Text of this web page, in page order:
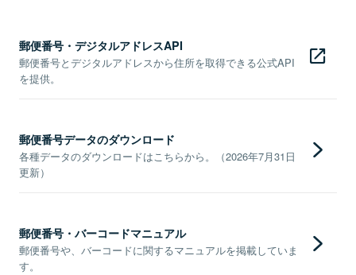
郵便番号・デジタルアドレスAPI
郵便番号とデジタルアドレスから住所を取得できる公式API
を提供。
郵便番号データのダウンロード
各種データのダウンロードはこちらから。（2026年7月31日
更新）
郵便番号・バーコードマニュアル
郵便番号や、バーコードに関するマニュアルを掲載していま
す。